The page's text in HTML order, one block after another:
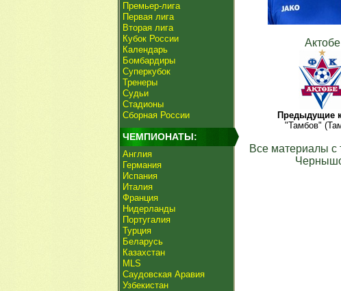
Премьер-лига
Первая лига
Вторая лига
Кубок России
Календарь
Бомбардиры
Суперкубок
Тренеры
Судьи
Стадионы
Сборная России
ЧЕМПИОНАТЫ:
Англия
Германия
Испания
Италия
Франция
Нидерланды
Португалия
Турция
Беларусь
Казахстан
MLS
Саудовская Аравия
Узбекистан
Актобе
Предыдущие
"Тамбов"
Все материалы с